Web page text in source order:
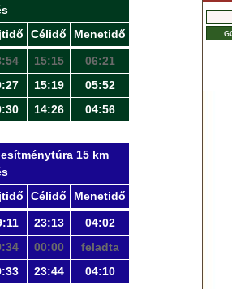
Célidő Menetidő
15:15
06:21
15:19
05:52
14:26 04:56
15 km
Célidő Menetidő
23:13
04:02
00:00
feladta
23:44 04:10